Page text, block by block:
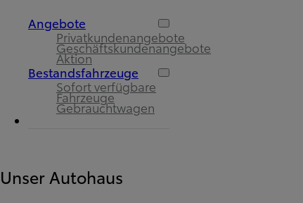
Angebote
Privatkundenangebote
Geschäftskundenangebote
Aktion
Bestandsfahrzeuge
Sofort verfügbare
Fahrzeuge
Gebrauchtwagen
Unser Autohaus